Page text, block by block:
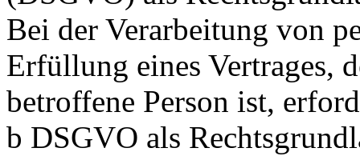
Bei der Verarbeitung von
Erfüllung eines Vertrages,
betroffene Person ist,
b DSGVO als